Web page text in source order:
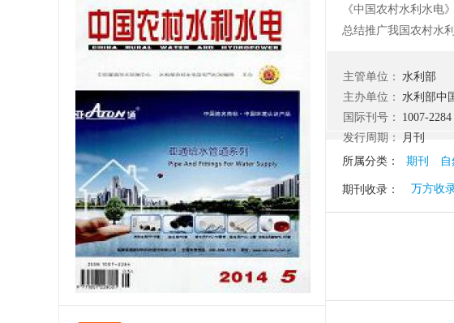
《中国农村水利水电
总结推广我国农村水
备、灌溉自动化、节
农业、林业、机械及
奖；水利部优秀科技
主管单位： 水利部
主办单位： 水利部中国
国际刊号：
1007-2284
发行周期：
月刊
所属分类：
期刊
期刊收录： 万方收